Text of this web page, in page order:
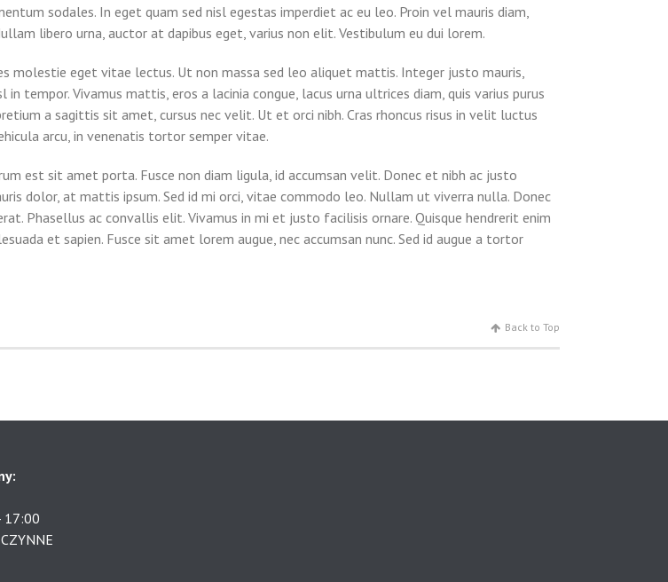
sodales. In eget quam sed nisl egestas imperdiet ac eu leo. Proin vel mauris diam,
libero urna, auctor at dapibus eget, varius non elit. Vestibulum eu dui lorem.
molestie eget vitae lectus. Ut non massa sed leo aliquet mattis. Integer justo mauris,
tempor. Vivamus mattis, eros a lacinia congue, lacus urna ultrices diam, quis varius purus
a sagittis sit amet, cursus nec velit. Ut et orci nibh. Cras rhoncus risus in velit luctus
arcu, in venenatis tortor semper vitae.
est sit amet porta. Fusce non diam ligula, id accumsan velit. Donec et nibh ac justo
dolor, at mattis ipsum. Sed id mi orci, vitae commodo leo. Nullam ut viverra nulla. Donec
Phasellus ac convallis elit. Vivamus in mi et justo facilisis ornare. Quisque hendrerit enim
et sapien. Fusce sit amet lorem augue, nec accumsan nunc. Sed id augue a tortor
Back to Top
17:00